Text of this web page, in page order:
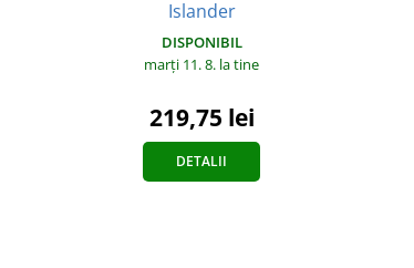
Islander
DISPONIBIL
marți 11. 8. la tine
219,75 lei
DETALII